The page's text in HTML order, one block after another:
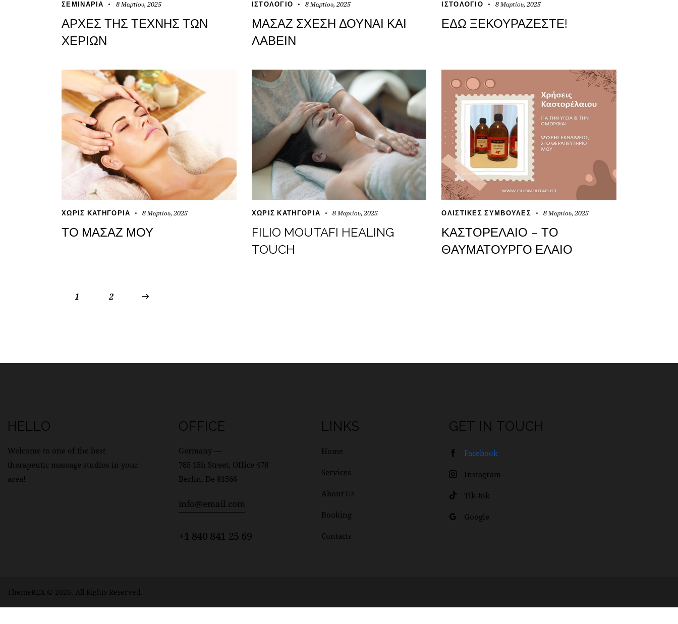
ΣΕΜΙΝΆΡΙΑ 8 Μαρτίου, 2025
ΑΡΧΈΣ ΤΗΣ ΤΈΧΝΗΣ ΤΩΝ
ΧΕΡΙΏΝ
ΙΣΤΟΛΌΓΙΟ 8 Μαρτίου, 2025
ΜΑΣΆΖ ΣΧΈΣΗ ΔΟΎΝΑΙ ΚΑΙ
ΛΑΒΕΊΝ
ΙΣΤΟΛΌΓΙΟ 8 Μαρτίου, 2025
ΕΔΏ ΞΕΚΟΥΡΆΖΕΣΤΕ!
ΧΩΡΊΣ ΚΑΤΗΓΟΡΊΑ 8 Μαρτίου, 2025
ΤΟ ΜΑΣΆΖ ΜΟΥ
ΧΩΡΊΣ ΚΑΤΗΓΟΡΊΑ 8 Μαρτίου, 2025
FILIO MOUTAFI HEALING
TOUCH
ΟΛΙΣΤΙΚΈΣ ΣΥΜΒΟΥΛΈΣ 8 Μαρτίου, 2025
ΚΑΣΤΟΡΈΛΑΙΟ – ΤΟ
ΘΑΥΜΑΤΟΥΡΓΌ ΈΛΑΙΟ
1 2
HELLO
Welcome to one of the best
therapeutic massage studios in your
area!
OFFICE
Germany —
785 15h Street, Office 478
Berlin, De 81566
info@email.com
+1 840 841 25 69
LINKS
Home
Services
About Us
Booking
Contacts
GET IN TOUCH
Facebook
Instagram
Tik-tok
Google
ThemeREX © 2026. All Rights Reserved.